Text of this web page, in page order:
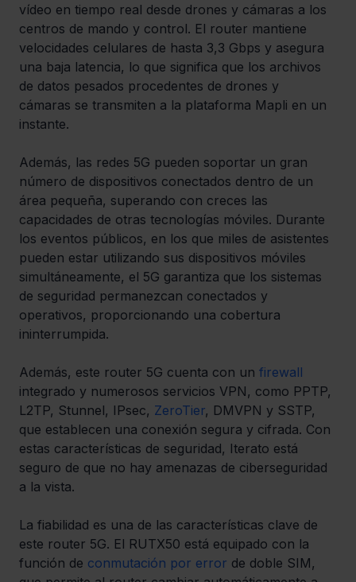
vídeo en tiempo real desde drones y cámaras a los
centros de mando y control. El router mantiene
velocidades celulares de hasta 3,3 Gbps y asegura
una baja latencia, lo que significa que los archivos
de datos pesados procedentes de drones y
cámaras se transmiten a la plataforma Mapli en un
instante.
Además, las redes 5G pueden soportar un gran
número de dispositivos conectados dentro de un
área pequeña, superando con creces las
capacidades de otras tecnologías móviles. Durante
los eventos públicos, en los que miles de asistentes
pueden estar utilizando sus dispositivos móviles
simultáneamente, el 5G garantiza que los sistemas
de seguridad permanezcan conectados y
operativos, proporcionando una cobertura
ininterrumpida.
Además, este router 5G cuenta con un firewall
integrado y numerosos servicios VPN, como PPTP,
L2TP, Stunnel, IPsec, ZeroTier, DMVPN y SSTP,
que establecen una conexión segura y cifrada. Con
estas características de seguridad, Iterato está
seguro de que no hay amenazas de ciberseguridad
a la vista.
La fiabilidad es una de las características clave de
este router 5G. El RUTX50 está equipado con la
función de conmutación por error de doble SIM,